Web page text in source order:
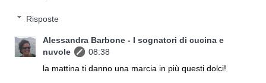
Risposte
Alessandra Barbone - I sognatori di cucina e
nuvole
08:38
la mattina ti danno una marcia in più questi dolci!